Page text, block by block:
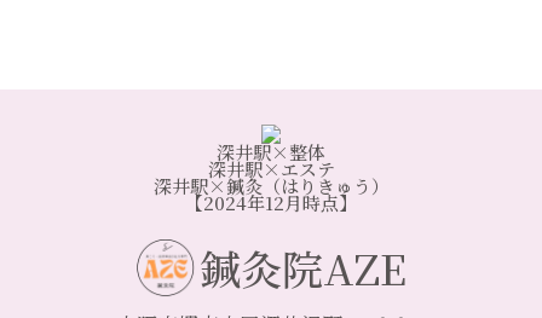
深井駅×整体
深井駅×エステ
深井駅×鍼灸（はりきゅう）
【2024年12月時点】
鍼灸院AZE